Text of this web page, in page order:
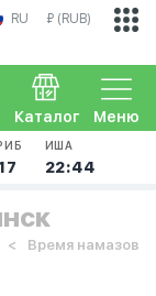
RU ₽ (RUB)
Меню
Каталог
ИША
22:44
Время намазов